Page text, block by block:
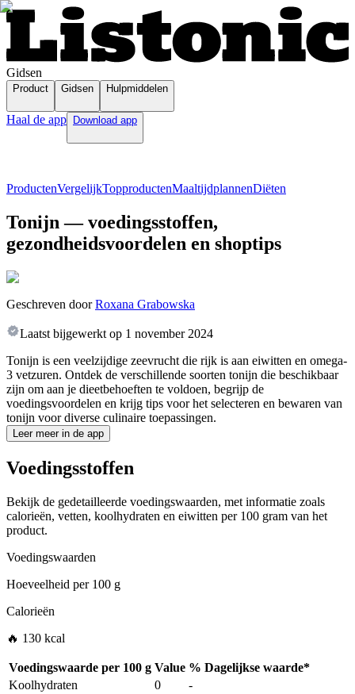
Gidsen
Product Gidsen Hulpmiddelen
Haal de app Download app
ProductenVergelijkTopproductenMaaltijdplannenDiëten
Tonijn — voedingsstoffen,
gezondheidsvoordelen en shoptips
Geschreven door Roxana Grabowska
Laatst bijgewerkt op 1 november 2024
Tonijn is een veelzijdige zeevrucht die rijk is aan eiwitten en omega-
3 vetzuren. Ontdek de verschillende soorten tonijn die beschikbaar
zijn om aan je dieetbehoeften te voldoen, begrijp de
voedingsvoordelen en krijg tips voor het selecteren en bewaren van
tonijn voor diverse culinaire toepassingen.
Leer meer in de app
Voedingsstoffen
Bekijk de gedetailleerde voedingswaarden, met informatie zoals
calorieën, vetten, koolhydraten en eiwitten per 100 gram van het
product.
Voedingswaarden
Hoeveelheid per100 g
Calorieën
🔥 130 kcal
Voedingswaarde per 100 g Value % Dagelijkse waarde*
Koolhydraten
0
-